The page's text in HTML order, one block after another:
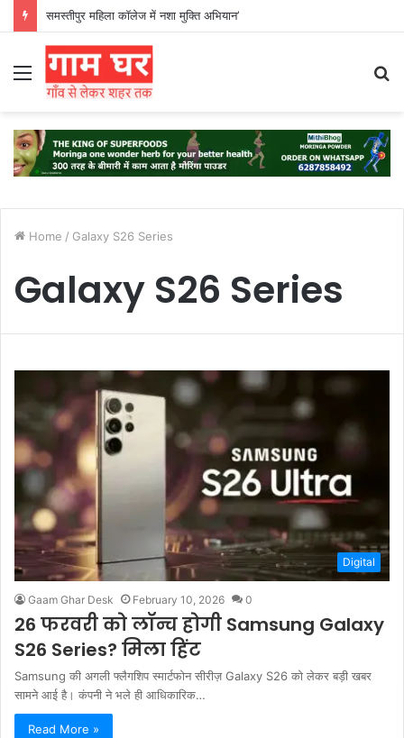
समस्तीपुर महिला कॉलेज में नशा मुक्ति अभियान’
Menu
Home / Galaxy S26 Series
Galaxy S26 Series
Digital
Gaam Ghar Desk February 10, 2026 0
26 फरवरी को लॉन्च होगी Samsung Galaxy
S26 Series? मिला हिंट
Samsung की अगली फ्लैगशिप स्मार्टफोन सीरीज़ Galaxy S26 को लेकर बड़ी खबर
सामने आई है। कंपनी ने भले ही आधिकारिक…
Read More »